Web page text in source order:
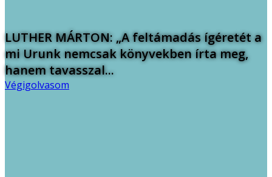
LUTHER MÁRTON: „A feltámadás ígéretét a
mi Urunk nemcsak könyvekben írta meg,
hanem tavasszal...
Végigolvasom